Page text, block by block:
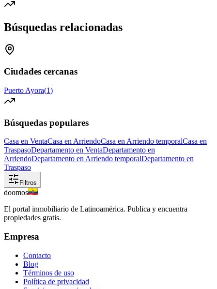
Búsquedas relacionadas
Ciudades cercanas
Puerto Ayora(1)
Búsquedas populares
Casa en VentaCasa en ArriendoCasa en Arriendo temporalCasa en
TraspasoDepartamento en VentaDepartamento en
ArriendoDepartamento en Arriendo temporalDepartamento en
Traspaso
Filtros
doomos
El portal inmobiliario de Latinoamérica. Publica y encuentra
propiedades gratis.
Empresa
Contacto
Blog
Términos de uso
Política de privacidad